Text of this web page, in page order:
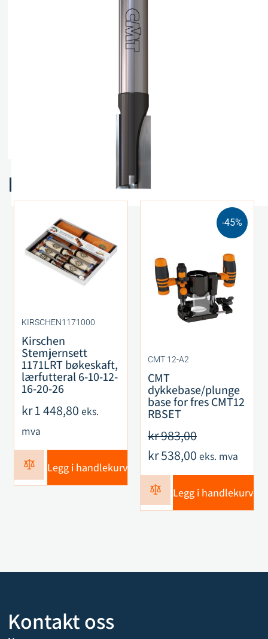
Legg i handlekurv
Sammenlign
Relaterte produkter
KIRSCHEN1171000
Kirschen
Stemjernsett
1171LRT bøkeskaft,
lærfutteral 6-10-12-
16-20-26
kr1 448,80 eks.
mva
Legg i handlekurv
-45%
CMT 12-A2
CMT
dykkebase/plunge
base for fres CMT12
RBSET
kr983,00
kr538,00 eks. mva
Legg i handlekurv
Kontakt oss